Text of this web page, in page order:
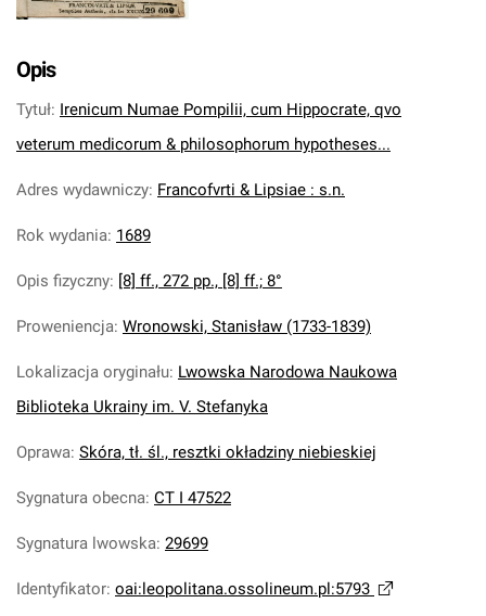
Opis
Tytuł: Irenicum Numae Pompilii, cum Hippocrate, qvo
veterum medicorum & philosophorum hypotheses...
Adres wydawniczy: Francofvrti & Lipsiae : s.n.
Rok wydania: 1689
Opis fizyczny: [8] ff., 272 pp., [8] ff.; 8°
Proweniencja: Wronowski, Stanisław (1733-1839)
Lokalizacja oryginału: Lwowska Narodowa Naukowa
Biblioteka Ukrainy im. V. Stefanyka
Oprawa: Skóra, tł. śl., resztki okładziny niebieskiej
Sygnatura obecna: CT I 47522
Sygnatura lwowska: 29699
Identyfikator: oai:leopolitana.ossolineum.pl:5793